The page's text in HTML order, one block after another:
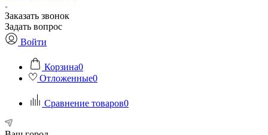
Заказать звонок
Задать вопрос
Войти
Корзина0
Отложенные0
Сравнение товаров0